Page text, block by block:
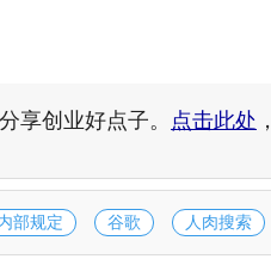
享创业好点子。 点击此处
部规定 谷歌 人肉搜索